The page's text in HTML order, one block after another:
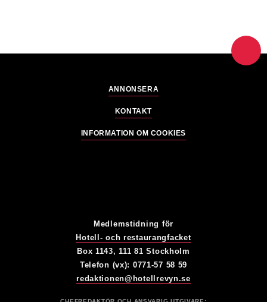
ANNONSERA
KONTAKT
INFORMATION OM COOKIES
Medlemstidning för
Hotell- och restaurangfacket
Box 1143, 111 81 Stockholm
Telefon (vx): 0771-57 58 59
redaktionen@hotellrevyn.se